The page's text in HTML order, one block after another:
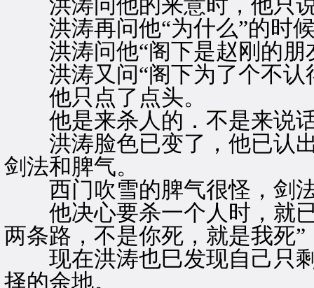
洪涛问他的来意时，他只说
洪涛再问他“为什么”的时候
洪涛问他“阁下是赵刚的朋
洪涛又问“阁下为了个不认
他只点了点头。
他是来杀人的．不是来说
洪涛脸色已变了，他已认出
剑法和脾气。
西门吹雪的脾气很怪，剑
他决心要杀一个人时，就已
两条路，不是你死，就是我死”
现在洪涛也巳发现自己只剩
择的余地。